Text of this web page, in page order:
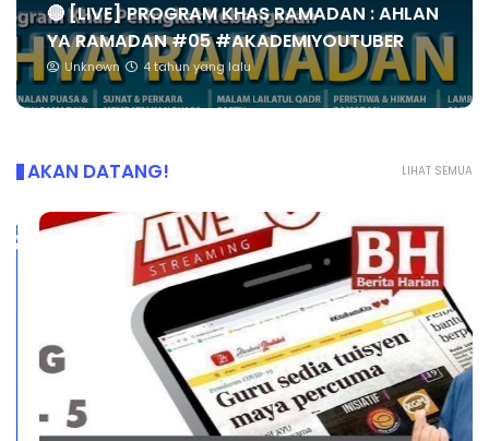
🔴 [LIVE] PROGRAM KHAS RAMADAN : AHLAN
YA RAMADAN #05 #AKADEMIYOUTUBER
Unknown 4 tahun yang lalu
LIHAT SEMUA
AKAN DATANG!